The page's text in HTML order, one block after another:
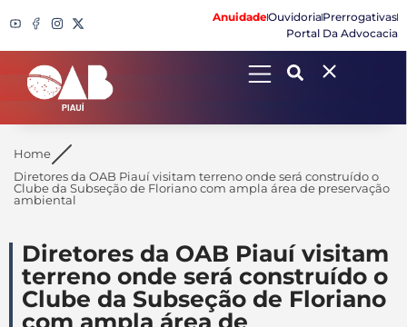
AnuidadeOuvidoriaPrerrogativas
Portal Da Advocacia
Search
Home
Diretores da OAB Piauí visitam terreno onde será construído o
Clube da Subseção de Floriano com ampla área de preservação
ambiental
Diretores da OAB Piauí visitam
terreno onde será construído o
Clube da Subseção de Floriano
com ampla área de